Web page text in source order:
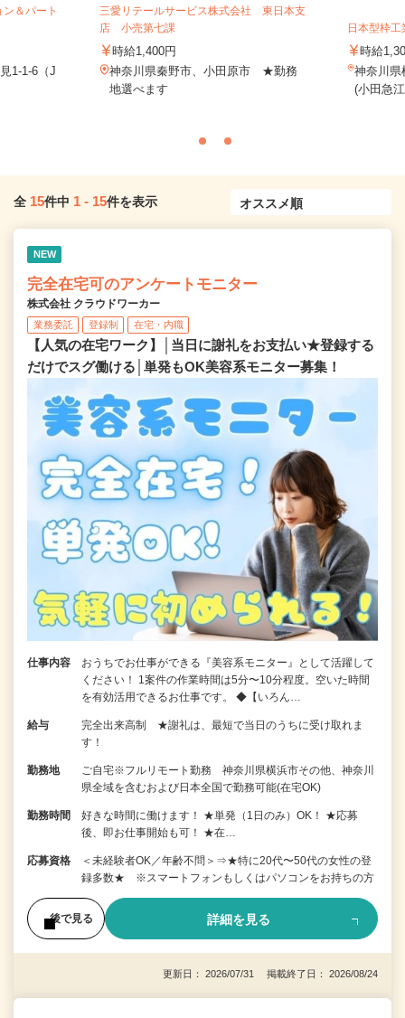
＆パート
1-1-6（J
三愛リテールサービス株式会社 東日本支
店 小売第七課
時給1,400円
神奈川県秦野市、小田原市 ★勤務
地選べます
日本型枠
時給
神奈川県
(小田急
全 15件中 1 - 15件を表示
NEW
完全在宅可のアンケートモニター
株式会社 クラウドワーカー
業務委託 登録制 在宅・内職
【人気の在宅ワーク】│当日に謝礼をお支払い★登録する
だけでスグ働ける│単発もOK美容系モニター募集！
仕事内容
おうちでお仕事ができる『美容系モニター』として活躍して
ください！ 1案件の作業時間は5分〜10分程度。空いた時間
を有効活用できるお仕事です。 ◆【いろん…
給与
完全出来高制 ★謝礼は、最短で当日のうちに受け取れま
す！
勤務地
ご自宅※フルリモート勤務 神奈川県横浜市その他、神奈川
県全域を含むおよび日本全国で勤務可能(在宅OK)
勤務時間
好きな時間に働けます！ ★単発（1日のみ）OK！ ★応募
後、即お仕事開始も可！ ★在…
応募資格
＜未経験者OK／年齢不問＞⇒★特に20代〜50代の女性の登
録多数★ ※スマートフォンもしくはパソコンをお持ちの方
後で見る 詳細を見る
更新日： 2026/07/31 掲載終了日： 2026/08/24